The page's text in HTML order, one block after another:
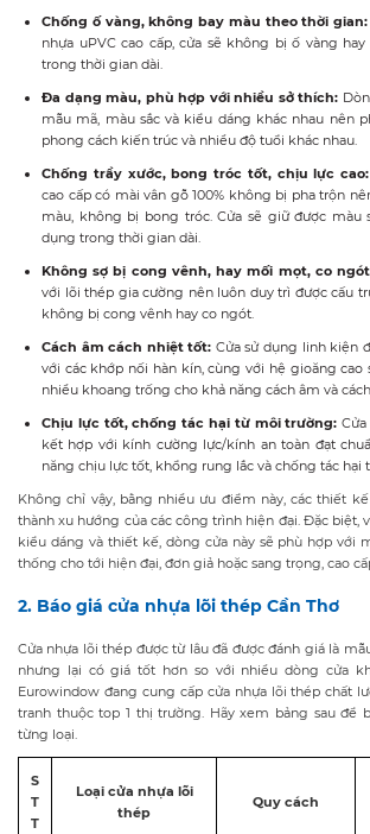
Chống ố vàng, không bay màu theo thời gian:
nhựa uPVC cao cấp, cửa sẽ không bị ố vàng
trong thời gian dài.
Đa dạng màu, phù hợp với nhiều sở thích:
mẫu mã, màu sắc và kiểu dáng khác nhau nên
phong cách kiến trúc và nhiều độ tuổi khác nhau.
Chống trầy xước, bong tróc tốt, chịu lực cao:
cao cấp có mài vân gỗ 100% không bị pha trộn
màu, không bị bong tróc. Cửa sẽ giữ được màu
dụng trong thời gian dài.
Không sợ bị cong vênh, hay mối mọt, co
với lõi thép gia cường nên luôn duy trì được cấu
không bị cong vênh hay co ngót.
Cách âm cách nhiệt tốt: Cửa sử dụng linh kiện
với các khớp nối hàn kín, cùng với hệ gioăng cao
nhiều khoang trống cho khả năng cách âm và
Chịu lực tốt, chống tác hại từ môi trường:
kết hợp với kính cường lực/kính an toàn đạt
năng chịu lực tốt, khổng rung lắc và chống tác hại
Không chỉ vậy, bằng nhiều ưu điểm này, các thiết
thành xu hướng của các công trình hiện đại. Đặc biệt,
kiểu dáng và thiết kế, dòng cửa này sẽ phù hợp với
thống cho tới hiện đại, đơn giả hoặc sang trọng, cao
2. Báo giá cửa nhựa lõi thép Cần Thơ
Cửa nhựa lõi thép được từ lâu đã được đánh giá là
nhưng lại có giá tốt hơn so với nhiều dòng cửa
Eurowindow đang cung cấp cửa nhựa lõi thép chất
tranh thuộc top 1 thị trường. Hãy xem bảng sau để
từng loại.
S
T
T
Loại cửa nhựa lõi
thép
Quy cách